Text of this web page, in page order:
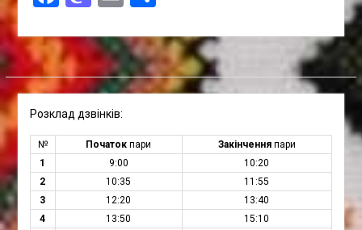
Розклад дзвінків:
№ Початок пари Закінченняпари
1
9:00
10:20
2
10:35
11:55
3
12:20
13:40
4
13:50
15:10